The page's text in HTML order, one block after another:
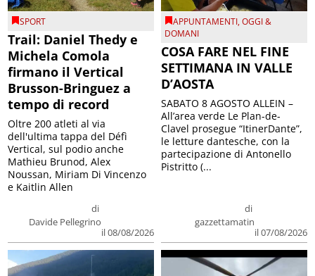
SPORT
Trail: Daniel Thedy e
Michela Comola
firmano il Vertical
Brusson-Bringuez a
tempo di record
di
Davide Pellegrino
il 08/08/2026
Oltre 200 atleti al via
dell'ultima tappa del Défì
Vertical, sul podio anche
Mathieu Brunod, Alex
Noussan, Miriam Di Vincenzo
e Kaitlin Allen
APPUNTAMENTI,OGGI &
DOMANI
COSA FARE NEL FINE
SETTIMANA IN VALLE
D’AOSTA
di
gazzettamatin
il 07/08/2026
SABATO 8 AGOSTO ALLEIN –
All’area verde Le Plan-de-
Clavel prosegue “ItinerDante”,
le letture dantesche, con la
partecipazione di Antonello
Pistritto (...